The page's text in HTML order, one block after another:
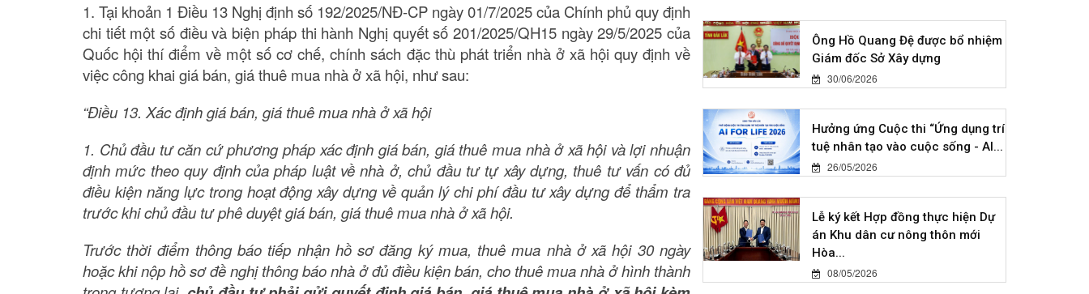
1. Tại khoản 1 Điều 13 Nghị định số 192/2025/NĐ-CP ngày 01/7/2025 của Chính phủ quy định
chi tiết một số điều và biện pháp thi hành Nghị quyết số 201/2025/QH15 ngày 29/5/2025 của
Quốc hội thí điểm về một số cơ chế, chính sách đặc thù phát triển nhà ở xã hội quy định về
việc công khai giá bán, giá thuê mua nhà ở xã hội, như sau:
“Điều 13. Xác định giá bán, giá thuê mua nhà ở xã hội
1. Chủ đầu tư căn cứ phương pháp xác định giá bán, giá thuê mua nhà ở xã hội và lợi nhuận
định mức theo quy định của pháp luật về nhà ở, chủ đầu tư tự xây dựng, thuê tư vấn có đủ
điều kiện năng lực trong hoạt động xây dựng về quản lý chi phí đầu tư xây dựng để thẩm tra
trước khi chủ đầu tư phê duyệt giá bán, giá thuê mua nhà ở xã hội.
Trước thời điểm thông báo tiếp nhận hồ sơ đăng ký mua, thuê mua nhà ở xã hội 30 ngày
hoặc khi nộp hồ sơ đề nghị thông báo nhà ở đủ điều kiện bán, cho thuê mua nhà ở hình thành
Ông Hồ Quang Đệ được bổ nhiệm
Giám đốc Sở Xây dựng
30/06/2026
Hưởng ứng Cuộc thi “Ứng dụng trí
tuệ nhân tạo vào cuộc sống - AI...
26/05/2026
Lễ ký kết Hợp đồng thực hiện Dự
án Khu dân cư nông thôn mới
Hòa...
08/05/2026